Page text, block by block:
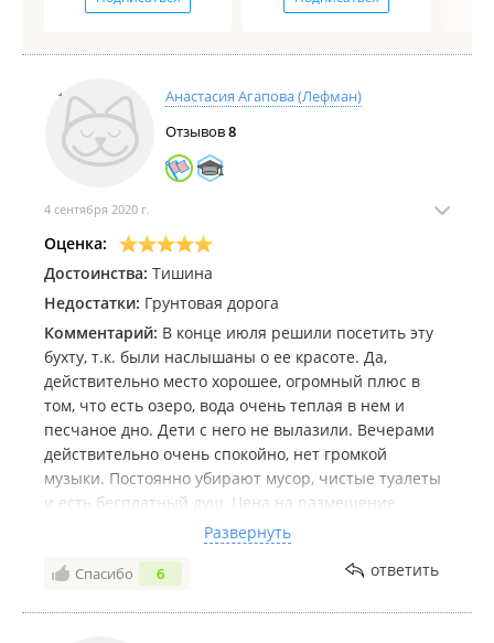
Анастасия Агапова (Лефман)
Отзывов8
4 сентября 2020 г.
Оценка:
Достоинства: Тишина
Недостатки: Грунтовая дорога
Комментарий: В конце июля решили посетить эту
бухту, т.к. были наслышаны о ее красоте. Да,
действительно место хорошее, огромный плюс в
том, что есть озеро, вода очень теплая в нем и
песчаное дно. Дети с него не вылазили. Вечерами
действительно очень спокойно, нет громкой
музыки. Постоянно убирают мусор, чистые туалеты
и есть бесплатный душ. Цена на размещение
адекватная, если сравнивать с другими местами
отдыха. Работают спасатели, когда были волны, они
ходили по береговой линии и говорили людям
Развернуть
Спасибо 6 ответить